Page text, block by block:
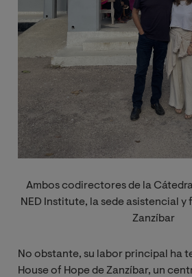
Ambos codirectores de la
NED Institute, la sede asistencial y
Zanzíbar
No obstante, su labor principal ha
House of Hope de Zanzíbar, un